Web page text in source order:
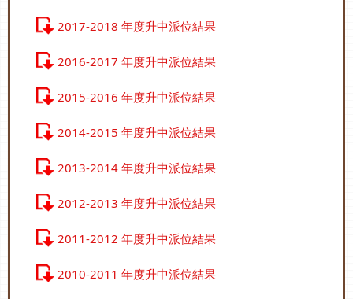
2017-2018 年度升中派位結果
2016-2017 年度升中派位結果
2015-2016 年度升中派位結果
2014-2015 年度升中派位結果
2013-2014 年度升中派位結果
2012-2013 年度升中派位結果
2011-2012 年度升中派位結果
2010-2011 年度升中派位結果